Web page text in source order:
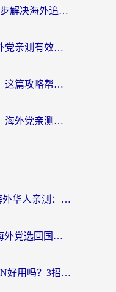
优酷会员在海外能看吗？3步解决海外追剧难题，附实测好用加速器推荐
如何在国外看土豆网？海外党亲测有效的追剧加速器选择指南
人在国外打不开国内网站？这篇攻略帮你无缝解锁国内资源（附交管12123使用技巧）
香港优酷地区限制怎么办？海外党亲测有效的追剧解决方案
Mac翻墙回国免费？2026海外华人亲测：从CCTV5直播到国内APP，这样选加速器才靠谱
Proton VPN中国能用吗？海外党选回国加速器的避坑指南（附番茄加速器实测）
海外党必看：斧牛和Fly2CN好用吗？3招教你选对回国加速器（附免费试用攻略）